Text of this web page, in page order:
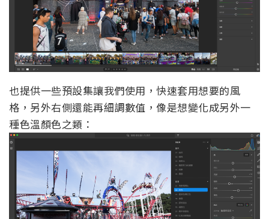
也提供一些預設集讓我們使用，快速套用想要的風
格，另外右側還能再細調數值，像是想變化成另外一
種色溫顏色之類：